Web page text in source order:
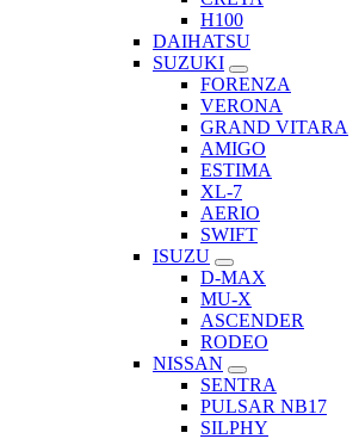
H100
DAIHATSU
SUZUKI
FORENZA
VERONA
GRAND VITARA
AMIGO
ESTIMA
XL-7
AERIO
SWIFT
ISUZU
D-MAX
MU-X
ASCENDER
RODEO
NISSAN
SENTRA
PULSAR NB17
SILPHY